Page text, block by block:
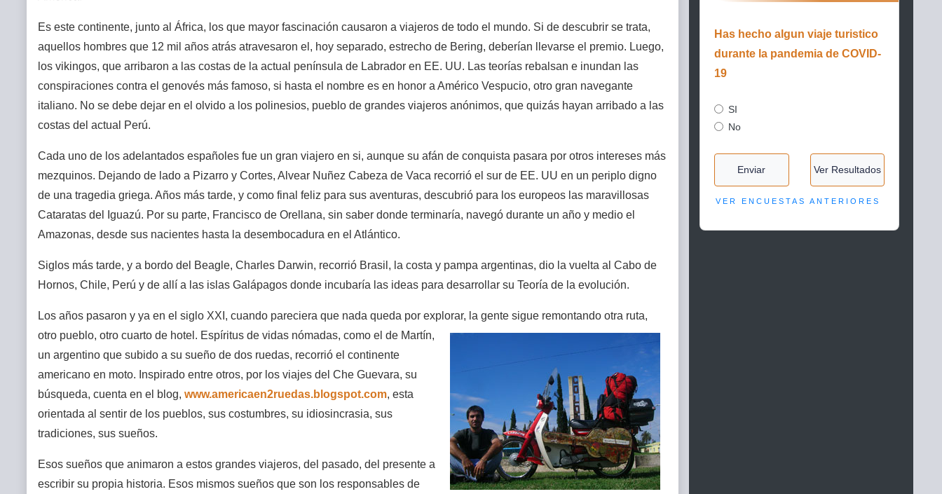
Es este continente, junto al África, los que mayor fascinación causaron a viajeros de todo el mundo. Si de descubrir se trata,
aquellos hombres que 12 mil años atrás atravesaron el, hoy separado, estrecho de Bering, deberían llevarse el premio. Luego,
los vikingos, que arribaron a las costas de la actual península de Labrador en EE. UU. Las teorías rebalsan e inundan las
conspiraciones contra el genovés más famoso, si hasta el nombre es en honor a Américo Vespucio, otro gran navegante
italiano. No se debe dejar en el olvido a los polinesios, pueblo de grandes viajeros anónimos, que quizás hayan arribado a las
costas del actual Perú.
Cada uno de los adelantados españoles fue un gran viajero en si, aunque su afán de conquista pasara por otros intereses más
mezquinos. Dejando de lado a Pizarro y Cortes, Alvear Nuñez Cabeza de Vaca recorrió el sur de EE. UU en un periplo digno
de una tragedia griega. Años más tarde, y como final feliz para sus aventuras, descubrió para los europeos las maravillosas
Cataratas del Iguazú. Por su parte, Francisco de Orellana, sin saber donde terminaría, navegó durante un año y medio el
Amazonas, desde sus nacientes hasta la desembocadura en el Atlántico.
Siglos más tarde, y a bordo del Beagle, Charles Darwin, recorrió Brasil, la costa y pampa argentinas, dio la vuelta al Cabo de
Hornos, Chile, Perú y de allí a las islas Galápagos donde incubaría las ideas para desarrollar su Teoría de la evolución.
Los años pasaron y ya en el siglo XXI, cuando pareciera que nada queda por explorar, la gente sigue remontando otra ruta,
otro pueblo, otro cuarto de hotel. Espíritus de vidas nómadas, como el de Martín,
un argentino que subido a su sueño de dos ruedas, recorrió el continente
americano en moto. Inspirado entre otros, por los viajes del Che Guevara, su
búsqueda, cuenta en el blog, www.americaen2ruedas.blogspot.com, esta
orientada al sentir de los pueblos, sus costumbres, su idiosincrasia, sus
tradiciones, sus sueños.
Esos sueños que animaron a estos grandes viajeros, del pasado, del presente a
escribir su propia historia. Esos mismos sueños que son los responsables de
Has hecho algun viaje turistico
durante la pandemia de COVID-
19
SI
No
Enviar Ver Resultados
VER ENCUESTAS ANTERIORES